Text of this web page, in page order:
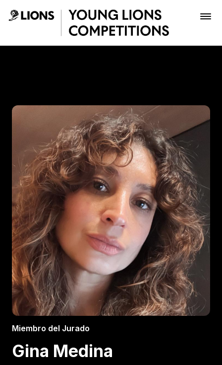
Saltar al contenido principal
Inscribir
Boletería
Miembro del Jurado
Gina Medina